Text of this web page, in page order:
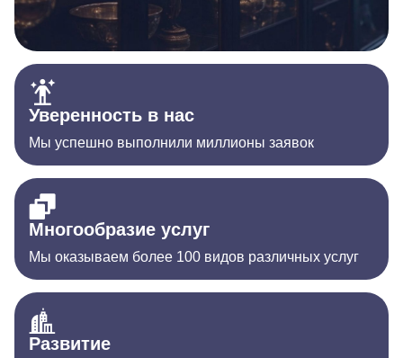
Уверенность в нас
Мы успешно выполнили миллионы заявок
Многообразие услуг
Мы оказываем более 100 видов различных услуг
Развитие